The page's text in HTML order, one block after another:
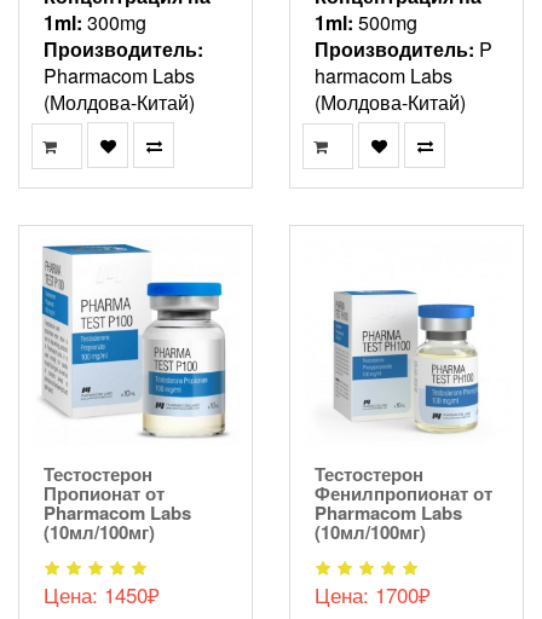
1ml: 300mg
Производитель:
Pharmacom Labs
(Молдова-Китай)
1ml: 500mg
Производитель: P
harmacom Labs
(Молдова-Китай)
Тестостерон
Пропионат от
Pharmacom Labs
(10мл/100мг)
Цена: 1450₽
Тестостерон
Фенилпропионат от
Pharmacom Labs
(10мл/100мг)
Цена: 1700₽